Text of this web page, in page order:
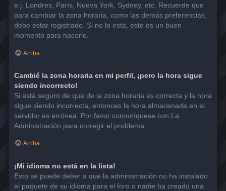
e.j. Londres, París, Nueva York, Sydney, etc. Recuerde que
para cambiar la zona horaria, como las demás preferencias,
debe estar registrado. Si no lo está, este es un buen
momento para hacerlo.
Arriba
Cambié la zona horaria en mi perfil, ¡pero la hora sigue
siendo incorrecto!
Si está seguro de que de la zona horaria es correcta y la hora
sigue siendo incorrecta, entonces la hora almacenada en el
servidor es errónea. Por favor comuníquese con La
Administración para corregir el problema.
Arriba
¡Mi idioma no está en la lista!
Esto se puede deber a que la administración no ha instalado
el paquete de su idioma para el foro o nadie ha creado una